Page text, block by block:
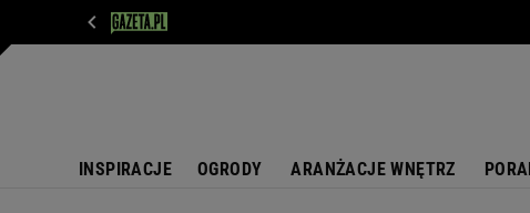
INSPIRACJE OGRODY ARANŻACJE WNĘTRZ